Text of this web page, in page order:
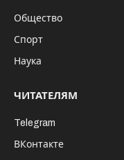
Общество
Спорт
Наука
ЧИТАТЕЛЯМ
Telegram
ВКонтакте